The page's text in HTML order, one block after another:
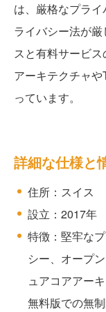
は、厳格なプラ
ライバシー法が
スと有料サービ
アーキテクチャ
っています。
詳細な仕様と
住所：スイス
設立：2017年
特徴：堅牢な
シー、オープ
ュアコアアー
無料版での無